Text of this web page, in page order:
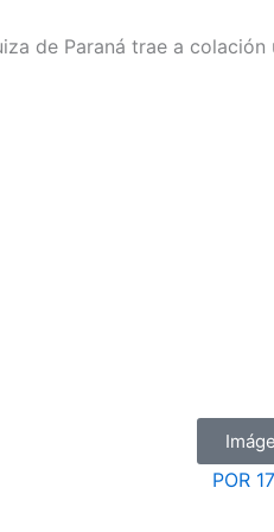
de Paraná trae a
POR